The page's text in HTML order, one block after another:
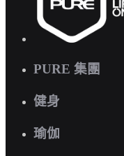
PURE 集團
健身
瑜伽